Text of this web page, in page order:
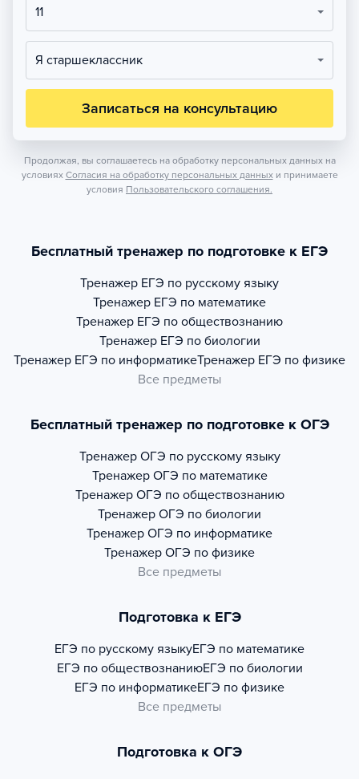
11
Я старшеклассник
Записаться на консультацию
Продолжая, вы соглашаетесь на обработку персональных данных на
условиях Согласия на обработку персональных данных и принимаете
условия Пользовательского соглашения.
Бесплатный тренажер по подготовке к ЕГЭ
Тренажер ЕГЭ по русскому языку
Тренажер ЕГЭ по математике
Тренажер ЕГЭ по обществознанию
Тренажер ЕГЭ по биологии
Тренажер ЕГЭ по информатикеТренажер ЕГЭ по физике
Все предметы
Бесплатный тренажер по подготовке к ОГЭ
Тренажер ОГЭ по русскому языку
Тренажер ОГЭ по математике
Тренажер ОГЭ по обществознанию
Тренажер ОГЭ по биологии
Тренажер ОГЭ по информатике
Тренажер ОГЭ по физике
Все предметы
Подготовка к ЕГЭ
ЕГЭ по русскому языкуЕГЭ по математике
ЕГЭ по обществознаниюЕГЭ по биологии
ЕГЭ по информатикеЕГЭ по физике
Все предметы
Подготовка к ОГЭ